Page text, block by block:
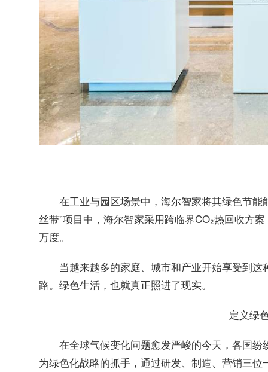
在工业与园区场景中，海尔智家将其绿色节
丝带”项目中，海尔智家采用跨临界CO₂热回收方
万度。
当越来越多的家庭、城市和产业开始享受到
路。绿色生活，也就真正照进了现实。
定义绿
在全球气候变化问题愈发严峻的今天，各国
为绿色化战略的抓手，通过研发、制造、营销三